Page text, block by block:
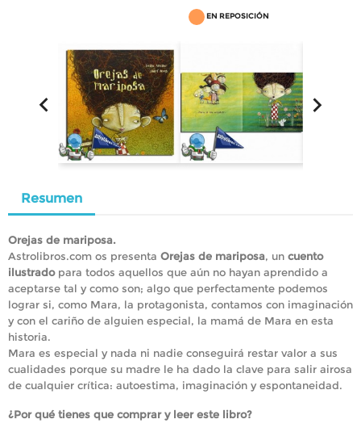
EN REPOSICIÓN
 
Resumen
Orejas de mariposa.
Astrolibros.com os presenta Orejas de mariposa, un cuento
ilustradopara todos aquellos que aún no hayan aprendido a
aceptarse tal y como son; algo que perfectamente podemos
lograr si, como Mara, la protagonista, contamos con imaginación
y con el cariño de alguien especial, la mamá de Mara en esta
historia.
Mara es especial y nada ni nadie conseguirá restar valor a sus
cualidades porque su madre le ha dado la clave para salir airosa
de cualquier crítica: autoestima, imaginación y espontaneidad.
¿Por qué tienes que comprar y leer este libro?